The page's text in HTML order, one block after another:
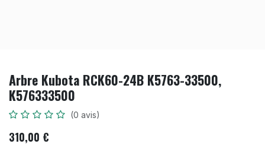
Arbre Kubota RCK60-24B K5763-33500,
K576333500
(0 avis)
310,00 €